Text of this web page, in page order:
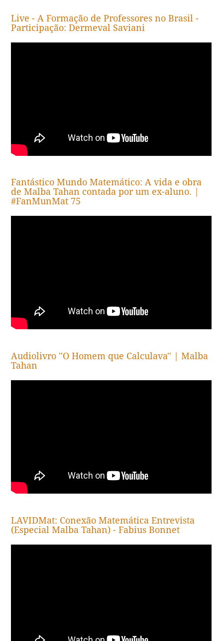
Live - A Formação de Professores no Brasil -
Participação: Dermeval Saviani
Fantástico Mundo Matemático: A vida e obra
de Malba Tahan contada por um ex-aluno. |
#FanMunMat 75
Audiolivro ''O Homem que Calculava'' | Malba
Tahan
LAVIDMat: Conexão Matemática Entrevista
(Especial Malba Tahan) - Fabius Bonnet